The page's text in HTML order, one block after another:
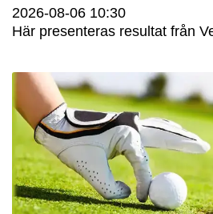
2026-08-06 10:30
Här presenteras resultat från